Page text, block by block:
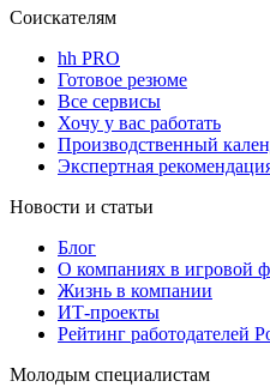
Соискателям
hh PRO
Готовое резюме
Все сервисы
Хочу у вас работать
Производственный
Экспертная
Новости и статьи
Блог
О компаниях в игровой
Жизнь в компании
ИТ-проекты
Рейтинг работодателей
Молодым специалистам